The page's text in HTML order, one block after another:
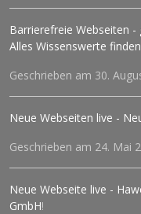
Barrierefreie Webseiten
Alles Wissenswerte
Geschrieben am 30.
Neue Webseiten live -
Geschrieben am 24. Mai
Neue Webseite live -
GmbH!